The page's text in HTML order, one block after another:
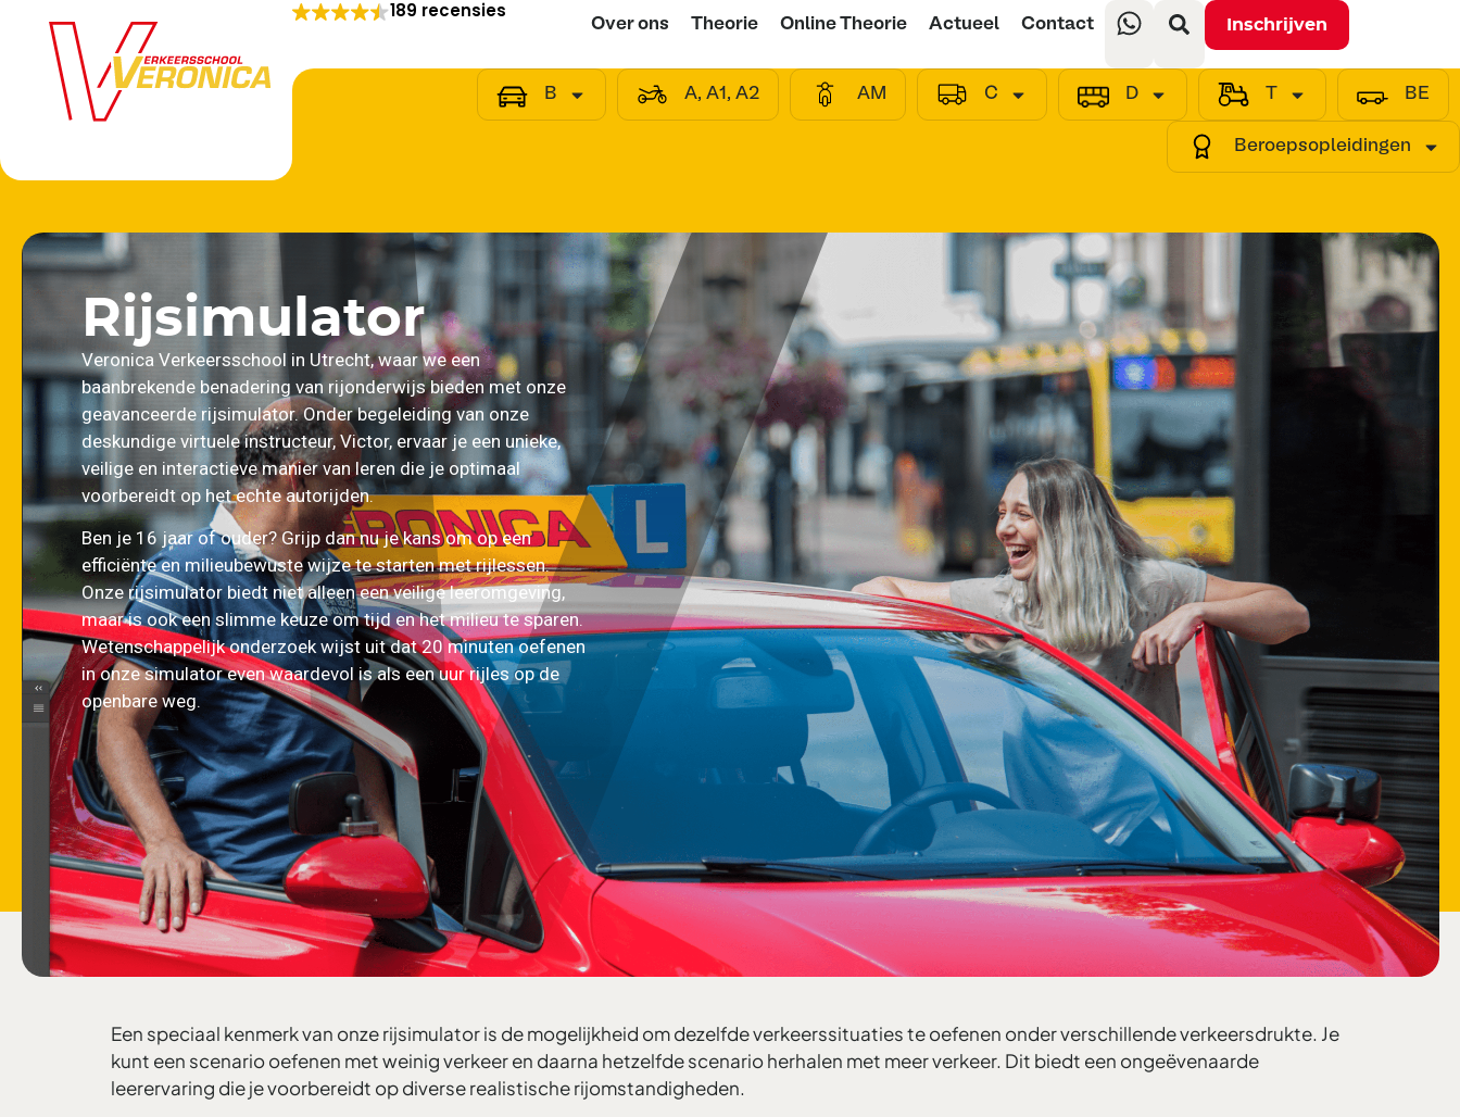
189 recensies
Over ons Theorie Online Theorie Actueel Contact Inschrijven
B A, A1, A2 AM C D BE
Beroepsopleidingen
Rijsimulator
Veronica Verkeersschool in Utrecht, waar we een
baanbrekende benadering van rijonderwijs bieden met onze
geavanceerde rijsimulator. Onder begeleiding van onze
deskundige virtuele instructeur, Victor, ervaar je een unieke,
veilige en interactieve manier van leren die je optimaal
voorbereidt op het echte autorijden.
Ben je 16 jaar of ouder? Grijp dan nu je kans om op een
efficiënte en milieubewuste wijze te starten met rijlessen.
Onze rijsimulator biedt niet alleen een veilige leeromgeving,
maar is ook een slimme keuze om tijd en het milieu te sparen.
Wetenschappelijk onderzoek wijst uit dat 20 minuten oefenen
in onze simulator even waardevol is als een uur rijles op de
openbare weg.
Een speciaal kenmerk van onze rijsimulator is de mogelijkheid om dezelfde verkeerssituaties te oefenen onder verschillende verkeersdrukte. Je
kunt een scenario oefenen met weinig verkeer en daarna hetzelfde scenario herhalen met meer verkeer. Dit biedt een ongeëvenaarde
leerervaring die je voorbereidt op diverse realistische rijomstandigheden.